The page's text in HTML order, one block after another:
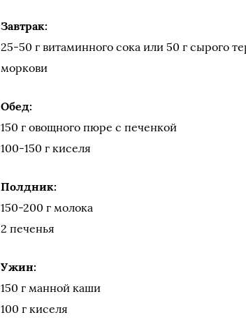
Завтрак:
25-50 г витаминного сока или 50 г сырого
моркови
Обед:
150 г овощного пюре с печенкой
100-150 г киселя
Полдник:
150-200 г молока
2 печенья
Ужин:
150 г манной каши
100 г киселя